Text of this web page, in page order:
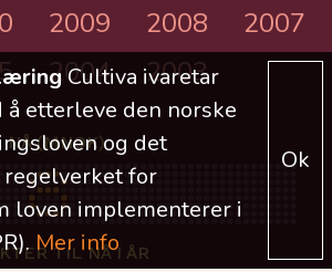
2009 2008
2007
2004 2003
NÅ (MNOK)
TIL NÅ I ÅR
Cultiva ivaretar
å etterleve den norske
og det
regelverket for
loven implementerer i
Mer info
Ok